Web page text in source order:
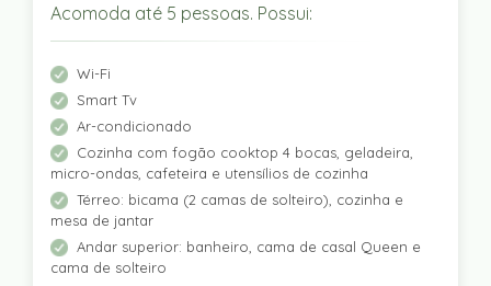
Acomoda até 5 pessoas. Possui:
Wi-Fi
Smart Tv
Ar-condicionado
Cozinha com fogão cooktop 4 bocas, geladeira,
micro-ondas, cafeteira e utensílios de cozinha
Térreo: bicama (2 camas de solteiro), cozinha e
mesa de jantar
Andar superior: banheiro, cama de casal Queen e
cama de solteiro